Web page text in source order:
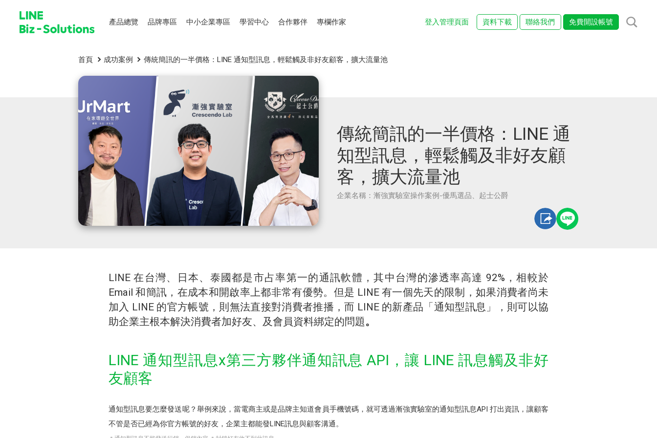
產品總覽 品牌專區 中小企業專區 學習中心 合作夥伴 專欄作家 登入管理頁面 資料下載 聯絡我們 免費開設帳號
首頁 成功案例 傳統簡訊的一半價格：LINE 通知型訊息，輕鬆觸及非好友顧客，擴大流量池
傳統簡訊的一半價格：LINE 通
知型訊息，輕鬆觸及非好友顧
客，擴大流量池
企業名稱：漸強實驗室操作案例-優馬選品、起士公爵
LINE 在台灣、日本、泰國都是市占率第一的通訊軟體，其中台灣的滲透率高達 92%，相較於
Email 和簡訊，在成本和開啟率上都非常有優勢。但是 LINE 有一個先天的限制，如果消費者尚未
加入 LINE 的官方帳號，則無法直接對消費者推播，而 LINE 的新產品「通知型訊息」，則可以協
助企業主根本解決消費者加好友、及會員資料綁定的問題。
LINE 通知型訊息x第三方夥伴通知訊息 API，讓 LINE 訊息觸及非好
友顧客
通知型訊息要怎麼發送呢？舉例來說，當電商主或是品牌主知道會員手機號碼，就可透過漸強實驗室的通知型訊息API 打出資訊，讓顧客
不管是否已經為你官方帳號的好友，企業主都能發LINE訊息與顧客溝通。